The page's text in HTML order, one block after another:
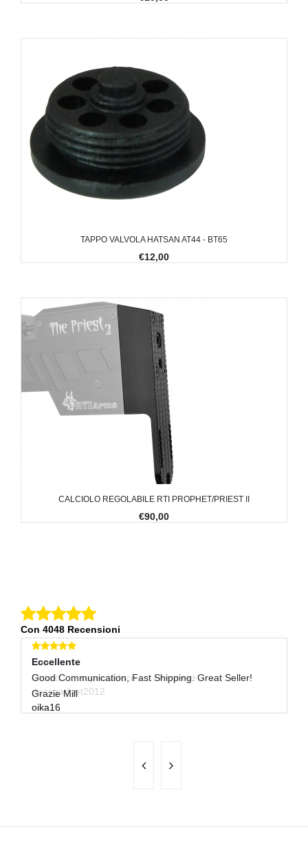
TAPPO VALVOLA HATSAN AT44 - BT65
€12,00
CALCIOLO REGOLABILE RTI PROPHET/PRIEST II
€90,00
Con 4048 Recensioni
Eccellente
Ottimo.......super Veloce......++++++++
desagadget2012
Eccellente
Good Communication, Fast Shipping. Great Seller!
Grazie Mill
oika16